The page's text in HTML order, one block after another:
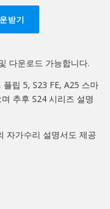
받기
다운로드 가능합니다.
립 5, S23 FE, A25 스마
추후 S24 시리즈 설명
자가수리 설명서도 제공